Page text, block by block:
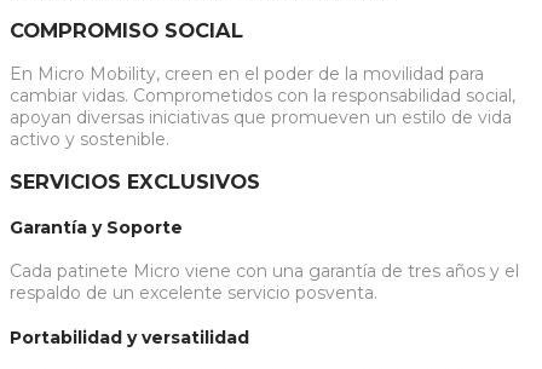
COMPROMISO SOCIAL
En Micro Mobility, creen en el poder de la movilidad para
cambiar vidas. Comprometidos con la responsabilidad social,
apoyan diversas iniciativas que promueven un estilo de vida
activo y sostenible.
SERVICIOS EXCLUSIVOS
Garantía y Soporte
Cada patinete Micro viene con una garantía de tres años y el
respaldo de un excelente servicio posventa.
Portabilidad y versatilidad